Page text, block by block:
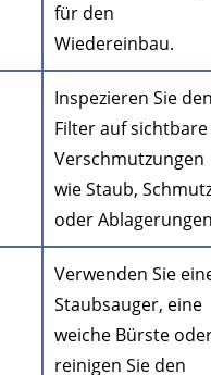
für den
Wiedereinbau.
Inspezieren Sie
Filter auf sichtbare
Verschmutzungen
wie Staub,
oder
Verwenden Sie
Staubsauger, eine
weiche Bürste
reinigen Sie den